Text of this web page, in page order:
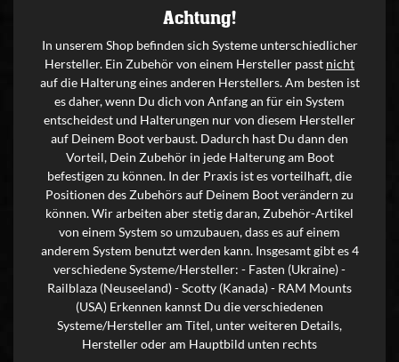
Achtung!
In unserem Shop befinden sich Systeme unterschiedlicher
Hersteller. Ein Zubehör von einem Hersteller passt nicht
auf die Halterung eines anderen Herstellers. Am besten ist
es daher, wenn Du dich von Anfang an für ein System
entscheidest und Halterungen nur von diesem Hersteller
auf Deinem Boot verbaust. Dadurch hast Du dann den
Vorteil, Dein Zubehör in jede Halterung am Boot
befestigen zu können. In der Praxis ist es vorteilhaft, die
Positionen des Zubehörs auf Deinem Boot verändern zu
können. Wir arbeiten aber stetig daran, Zubehör-Artikel
von einem System so umzubauen, dass es auf einem
anderem System benutzt werden kann. Insgesamt gibt es 4
verschiedene Systeme/Hersteller: - Fasten (Ukraine) -
Railblaza (Neuseeland) - Scotty (Kanada) - RAM Mounts
(USA) Erkennen kannst Du die verschiedenen
Systeme/Hersteller am Titel, unter weiteren Details,
Hersteller oder am Hauptbild unten rechts